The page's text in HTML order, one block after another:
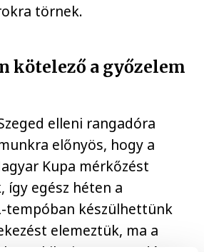
törnek.
kötelező a győzelem
elleni rangadóra
előnyös, hogy a
Kupa mérkőzést
így egész héten a
tempóban készülhettünk
elemeztük, ma a